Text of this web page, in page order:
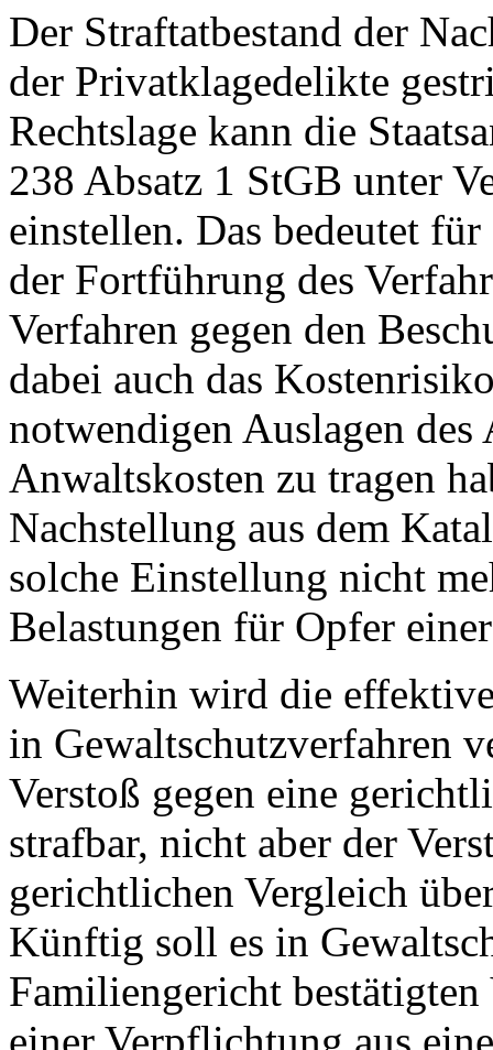
Der Straftatbestand der
der Privatklagedelikte
Rechtslage kann die
238 Absatz 1 StGB unter
einstellen. Das bedeutet
der Fortführung des
Verfahren gegen den
dabei auch das
notwendigen Auslagen
Anwaltskosten zu tragen
Nachstellung aus dem
solche Einstellung nicht
Belastungen für Opfer
Weiterhin wird die
in Gewaltschutzverfahren
Verstoß gegen eine
strafbar, nicht aber der
gerichtlichen Vergleich
Künftig soll es in
Familiengericht